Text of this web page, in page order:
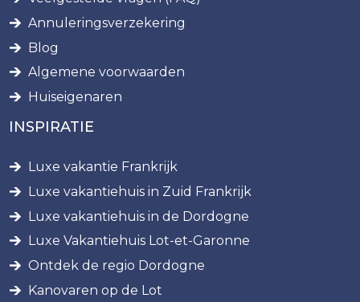
Annuleringsverzekering
Blog
Algemene voorwaarden
Huiseigenaren
INSPIRATIE
Luxe vakantie Frankrijk
Luxe vakantiehuis in Zuid Frankrijk
Luxe vakantiehuis in de Dordogne
Luxe Vakantiehuis Lot-et-Garonne
Ontdek de regio Dordogne
Kanovaren op de Lot